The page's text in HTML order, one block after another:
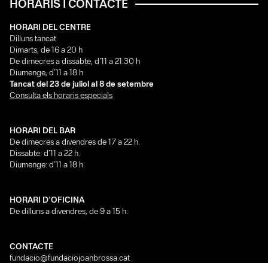
HORARIS I CONTACTE
HORARI DEL CENTRE
Dilluns tancat
Dimarts, de 16 a 20 h
De dimecres a dissabte, d’11 a 21:30 h
Diumenge, d’11 a 18 h
Tancat del 23 de juliol al 8 de setembre
Consulta els horaris especials
HORARI DEL BAR
De dimecres a divendres de 17 a 22 h.
Dissabte: d’11 a 22 h.
Diumenge: d’11 a 18 h.
HORARI D’OFICINA
De dilluns a divendres, de 9 a 15 h.
CONTACTE
fundacio@fundaciojoanbrossa.cat